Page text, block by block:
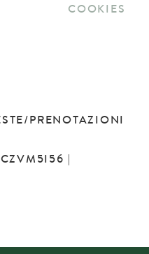
COOKIES
PRENOTAZIONI
|